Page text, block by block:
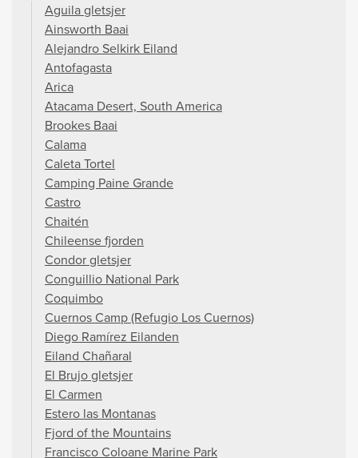
Aguila gletsjer
Ainsworth Baai
Alejandro Selkirk Eiland
Antofagasta
Arica
Atacama Desert, South America
Brookes Baai
Calama
Caleta Tortel
Camping Paine Grande
Castro
Chaitén
Chileense fjorden
Condor gletsjer
Conguillio National Park
Coquimbo
Cuernos Camp (Refugio Los Cuernos)
Diego Ramírez Eilanden
Eiland Chañaral
El Brujo gletsjer
El Carmen
Estero las Montanas
Fjord of the Mountains
Francisco Coloane Marine Park